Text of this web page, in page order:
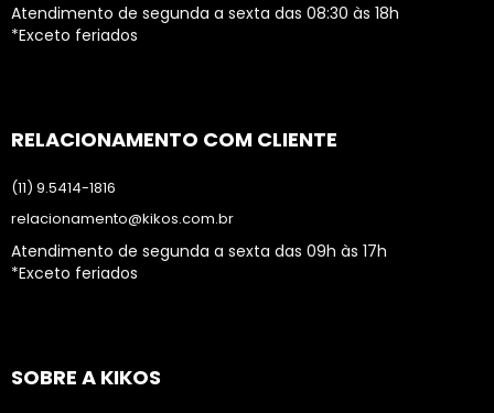
Atendimento de segunda a sexta das 08:30 às 18h
*Exceto feriados
RELACIONAMENTO COM CLIENTE
(11) 9.5414-1816
relacionamento@kikos.com.br
Atendimento de segunda a sexta das 09h às 17h
*Exceto feriados
SOBRE A KIKOS